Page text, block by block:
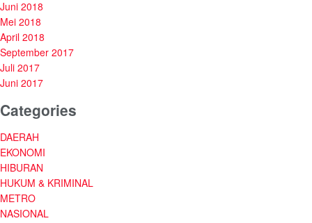
Juni 2018
Mei 2018
April 2018
September 2017
Juli 2017
Juni 2017
Categories
DAERAH
EKONOMI
HIBURAN
HUKUM & KRIMINAL
METRO
NASIONAL